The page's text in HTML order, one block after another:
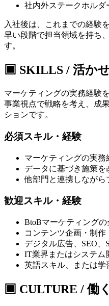
社内外ステークホルダ
入社後は、これまでの経験
早い段階で担当領域を持ち
す。
▣ SKILLS / 活か
マーケティングの実務経験を
事業視点で戦略を考え、成
ションです。
必須スキル・経験
マーケティングの実務
データに基づき施策を
他部門と連携しながら
歓迎スキル・経験
BtoBマーケティング
コンテンツ企画・制作
デジタル広告、SEO、
IT業界またはシステム
英語スキル、または学
▣ CULTURE / 働